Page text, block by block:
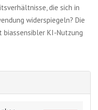
die sich in
widerspiegeln? Die
biassensibler KI-Nutzung